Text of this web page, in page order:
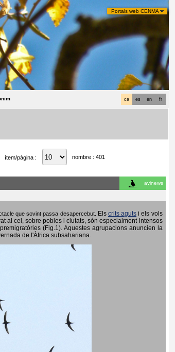
Portals web CENMA
fr
en
es
ca
ítem/pàgina : nombre : 401
avinews
que sovint passa desapercebut. Els crits aguts i els vols
al cel, sobre pobles i ciutats, són especialment intensos
(Fig.1). Aquestes agrupacions anuncien la
de l'Àfrica subsahariana.